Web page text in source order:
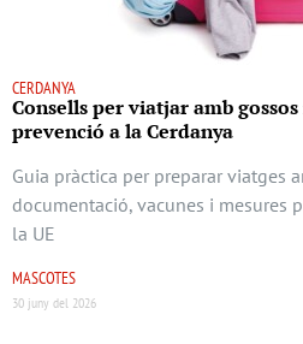
CERDANYA
Consells per viatjar amb
prevenció a la Cerdanya
Guia pràctica per preparar viatges
documentació, vacunes i mesures
la UE
MASCOTES
30 juny del 2026